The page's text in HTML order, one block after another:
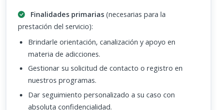
Finalidades primarias (necesarias para la
prestación del servicio):
Brindarle orientación, canalización y apoyo en
materia de adicciones.
Gestionar su solicitud de contacto o registro en
nuestros programas.
Dar seguimiento personalizado a su caso con
absoluta confidencialidad.